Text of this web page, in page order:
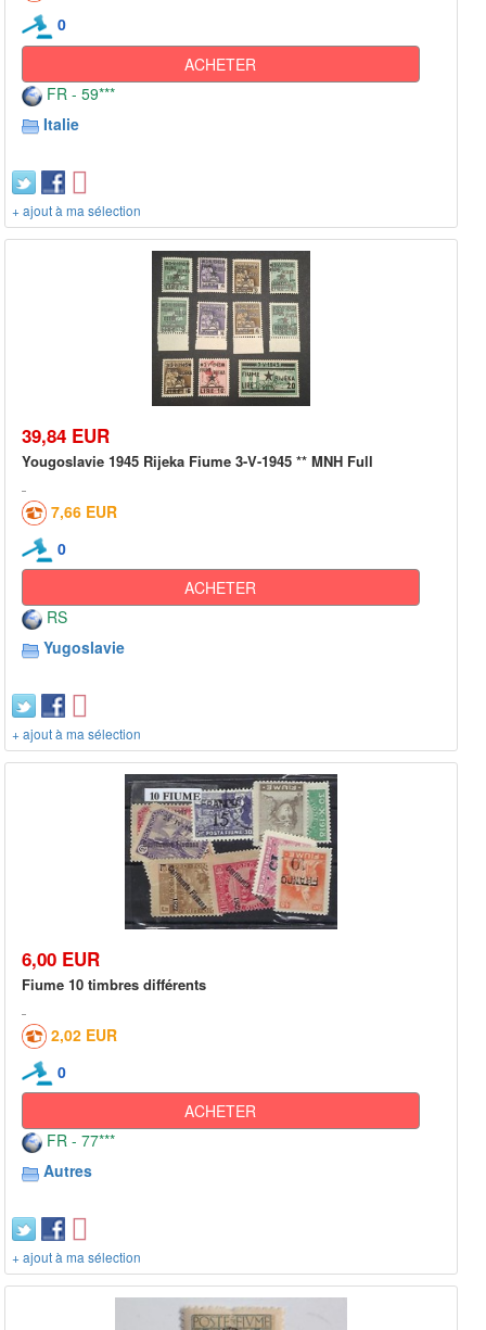
0
ACHETER
FR - 59***
Italie
+ ajout à ma sélection
39,84 EUR
Yougoslavie 1945 Rijeka Fiume 3-V-1945 ** MNH Full
7,66 EUR
0
ACHETER
RS
Yugoslavie
+ ajout à ma sélection
6,00 EUR
Fiume 10 timbres différents
2,02 EUR
0
ACHETER
FR - 77***
Autres
+ ajout à ma sélection